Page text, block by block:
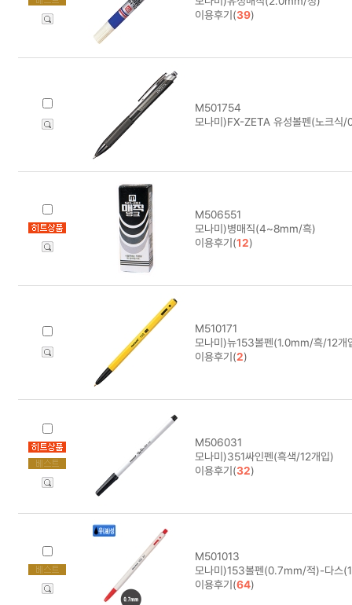
이용후기(39)
M501754
모나미)FX-ZETA 유성볼펜(노크식
M506551
모나미)병매직(4~8mm/흑)
이용후기(12)
M510171
모나미)뉴153볼펜(1.0mm/흑/12개
이용후기(2)
M506031
모나미)351싸인펜(흑색/12개입)
이용후기(32)
M501013
모나미)153볼펜(0.7mm/적)-다스
이용후기(64)